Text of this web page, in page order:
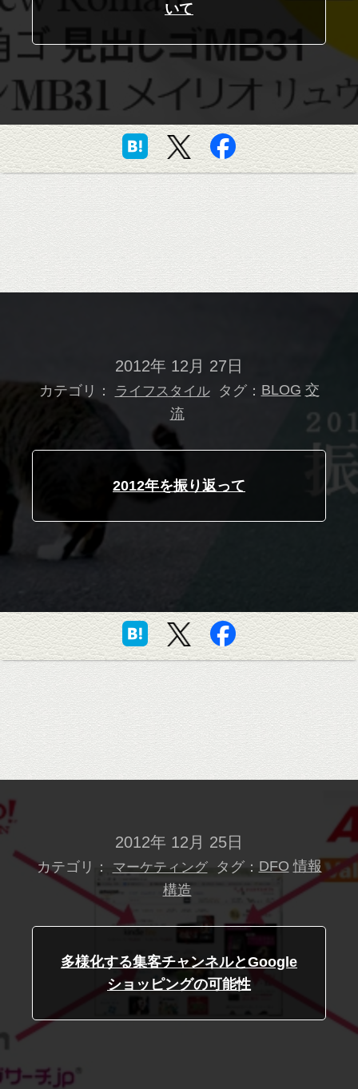
いて
2012年 12月 27日
カテゴリ： ライフスタイル タグ： BLOG 交
流
2012年を振り返って
2012年 12月 25日
カテゴリ： マーケティング タグ： DFO 情報
構造
多様化する集客チャンネルとGoogle
ショッピングの可能性